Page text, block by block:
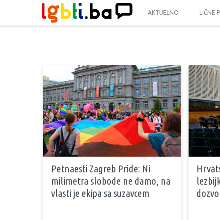
AKTUELNO LIČNE
Petnaesti Zagreb Pride: Ni
milimetra slobode ne damo, na
vlasti je ekipa sa suzavcem